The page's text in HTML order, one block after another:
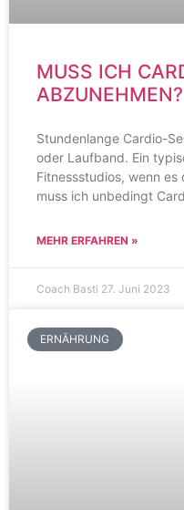
MUSS ICH
ABZUNEHMEN?
Stundenlange Cardio-
oder Laufband. Ein
Fitnessstudios, wenn
muss ich unbedingt
MEHR ERFAHREN »
Coach Basti 27. Juni 2023
ERNÄHRUNG